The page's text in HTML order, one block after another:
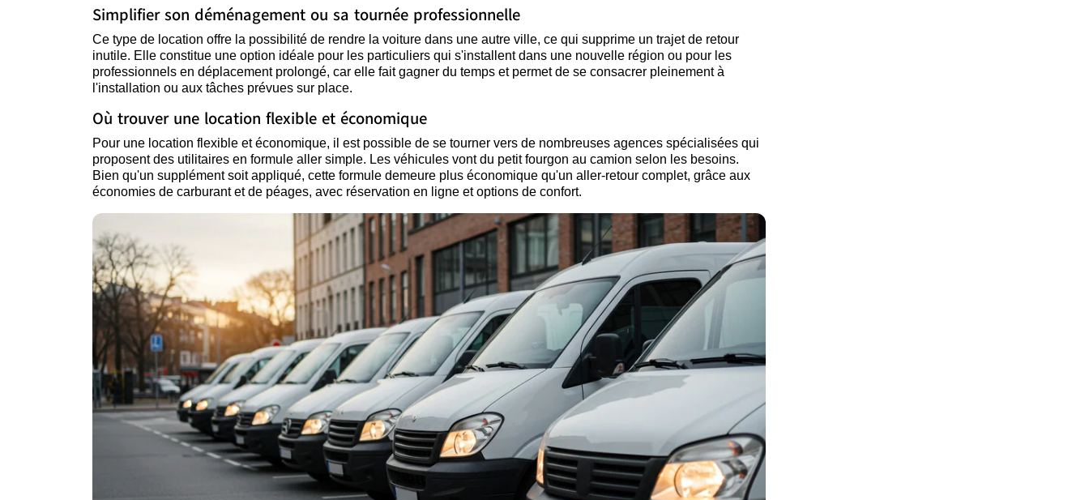
Simplifier son déménagement ou sa tournée professionnelle
Ce type de location offre la possibilité de rendre la voiture dans une autre ville, ce qui supprime un trajet de retour
inutile. Elle constitue une option idéale pour les particuliers qui s'installent dans une nouvelle région ou pour les
professionnels en déplacement prolongé, car elle fait gagner du temps et permet de se consacrer pleinement à
l'installation ou aux tâches prévues sur place.
Où trouver une location flexible et économique
Pour une location flexible et économique, il est possible de se tourner vers de nombreuses agences spécialisées qui
proposent des utilitaires en formule aller simple. Les véhicules vont du petit fourgon au camion selon les besoins.
Bien qu'un supplément soit appliqué, cette formule demeure plus économique qu'un aller-retour complet, grâce aux
économies de carburant et de péages, avec réservation en ligne et options de confort.